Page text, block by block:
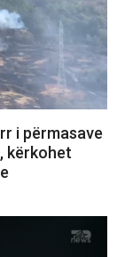
i përmasave
kërkohet